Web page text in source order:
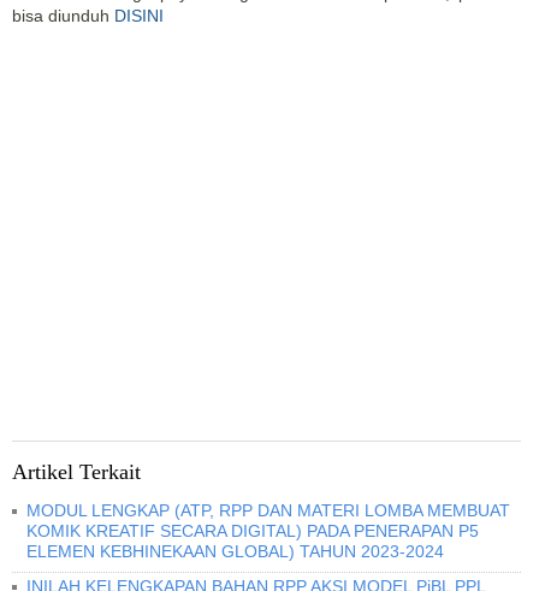
bisa diunduh DISINI
Artikel Terkait
MODUL LENGKAP (ATP, RPP DAN MATERI LOMBA MEMBUAT
KOMIK KREATIF SECARA DIGITAL) PADA PENERAPAN P5
ELEMEN KEBHINEKAAN GLOBAL) TAHUN 2023-2024
INILAH KELENGKAPAN BAHAN RPP AKSI MODEL PjBL PPL